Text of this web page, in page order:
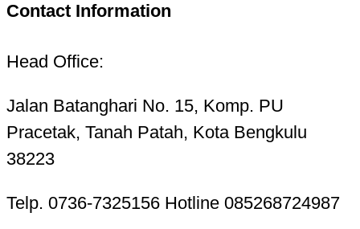
Contact Information
Head Office:
Jalan Batanghari No. 15, Komp. PU
Pracetak, Tanah Patah, Kota Bengkulu
38223
Telp. 0736-7325156 Hotline 085268724987